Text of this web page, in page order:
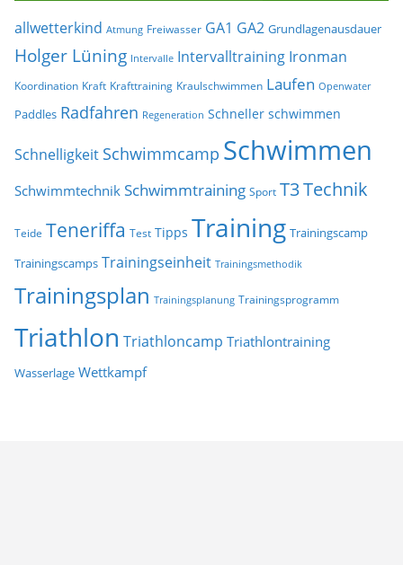
allwetterkind Atmung Freiwasser GA1 GA2 Grundlagenausdauer
Holger Lüning Intervalle Intervalltraining Ironman
Koordination Kraft Krafttraining Kraulschwimmen Laufen Openwater
Paddles Radfahren Regeneration Schneller schwimmen
Schnelligkeit Schwimmcamp Schwimmen
Schwimmtechnik Schwimmtraining Sport T3Technik
Teide Teneriffa Test Tipps Training Trainingscamp
Trainingscamps Trainingseinheit Trainingsmethodik
Trainingsplan Trainingsplanung Trainingsprogramm
Triathlon Triathloncamp Triathlontraining
Wasserlage Wettkampf